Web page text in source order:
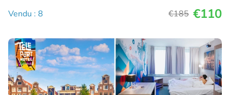
Vendu : 8
€185 €110